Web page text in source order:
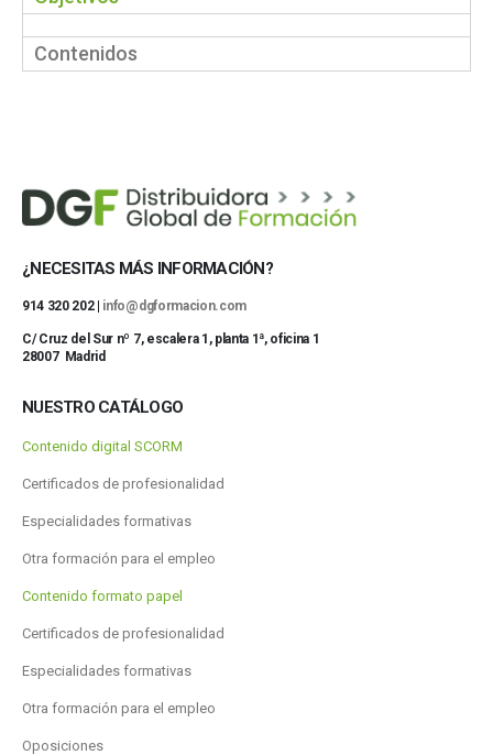
Contenidos
¿NECESITAS MÁS INFORMACIÓN?
914 320 202 | info@dgformacion.com
C/ Cruz del Sur nº 7, escalera 1, planta 1ª, oficina 1
28007 Madrid
NUESTRO CATÁLOGO
Contenido digital SCORM
Certificados de profesionalidad
Especialidades formativas
Otra formación para el empleo
Contenido formato papel
Certificados de profesionalidad
Especialidades formativas
Otra formación para el empleo
Oposiciones